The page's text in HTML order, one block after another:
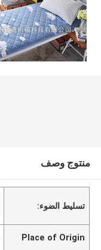
منتوج وصف
تسليط الضوء:
Place of Origin